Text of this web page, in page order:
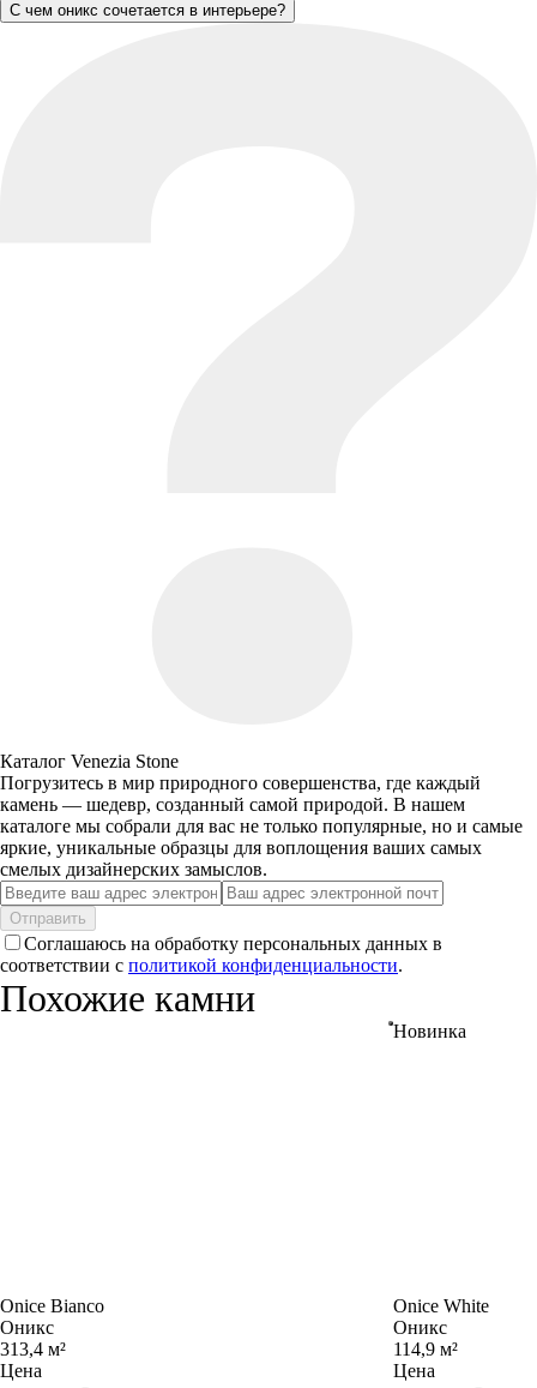
С чем оникс сочетается в интерьере?
Каталог Venezia Stone
Погрузитесь в мир природного совершенства, где каждый
камень — шедевр, созданный самой природой. В нашем
каталоге мы собрали для вас не только популярные, но и самые
яркие, уникальные образцы для воплощения ваших самых
смелых дизайнерских замыслов.
Отправить
Соглашаюсь на обработку персональных данных в
соответствии с политикой конфиденциальности.
Похожие камни
Onice Bianco
Оникс
313,4 м²
Цена
Новинка
Onice White
Оникс
114,9 м²
Цена